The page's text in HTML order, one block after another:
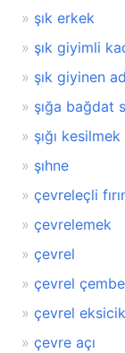
şık erkek
şık giyimli
şık giyinen
şığa bağdat
şığı kesilmek
şıhne
çevreleçli
çevrelemek
çevrel
çevrel
çevrel eksicik
çevre açı